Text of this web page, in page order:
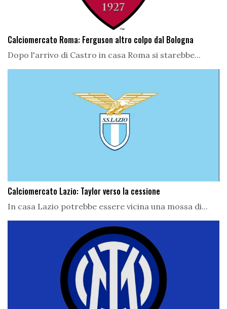
Calciomercato Roma: Ferguson altro colpo dal Bologna
Dopo l'arrivo di Castro in casa Roma si starebbe...
Calciomercato Lazio: Taylor verso la cessione
In casa Lazio potrebbe essere vicina una mossa di...